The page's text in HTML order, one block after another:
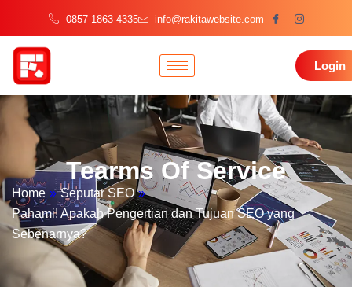
0857-1863-4335 info@rakitawebsite.com
Login
Tearms Of Service
Home » Seputar SEO »
Pahami! Apakah Pengertian dan Tujuan SEO yang
Sebenarnya?